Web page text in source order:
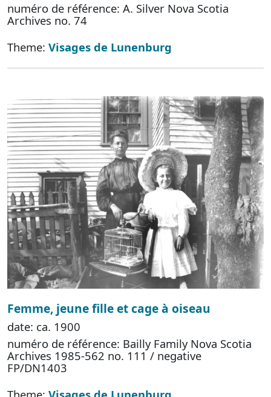
numéro de référence: A. Silver Nova Scotia
Archives no. 74
Theme: Visages de Lunenburg
Femme, jeune fille et cage à oiseau
date: ca. 1900
numéro de référence: Bailly Family Nova Scotia
Archives 1985-562 no. 111 / negative
FP/DN1403